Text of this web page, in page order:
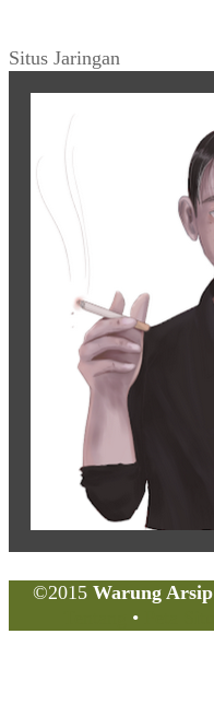
Situs Jaringan
©2015 Warung Arsip
•